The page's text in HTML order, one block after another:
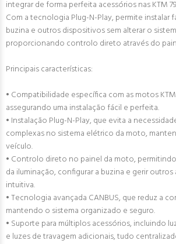
integrar de forma perfeita acessórios nas KTM
Com a tecnologia Plug-N-Play, permite instalar
buzina e outros dispositivos sem alterar o
proporcionando controlo direto através do
Principais características:
• Compatibilidade específica com as motos KTM
assegurando uma instalação fácil e perfeita.
• Instalação Plug-N-Play, que evita a
complexas no sistema elétrico da moto,
veículo.
• Controlo direto no painel da moto,
da iluminação, configurar a buzina e gerir
intuitiva.
• Tecnologia avançada CANBUS, que reduz a
mantendo o sistema organizado e seguro.
• Suporte para múltiplos acessórios, incluindo
e luzes de travagem adicionais, tudo